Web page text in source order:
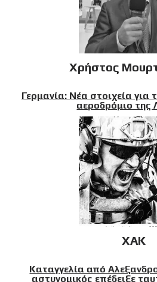
Χρήστος
Γερμανία: Νέα στοιχεία για
αεροδρόμιο της
XAK
Καταγγελία από
αστυνομικός επέδειξε